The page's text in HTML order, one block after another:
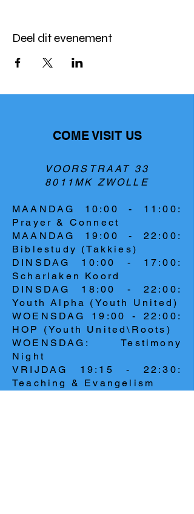
Deel dit evenement
COME VISIT US
VOORSTRAAT 33
8011MK ZWOLLE
MAANDAG 10:00 - 11:00:
Prayer & Connect
MAANDAG 19:00 - 22:00:
Biblestudy (Takkies)
DINSDAG 10:00 - 17:00:
Scharlaken Koord
DINSDAG 18:00 - 22:00:
Youth Alpha (Youth United)
WOENSDAG 19:00 - 22:00:
HOP (Youth United\Roots)
WOENSDAG: Testimony
Night
VRIJDAG 19:15 - 22:30:
Teaching & Evangelism